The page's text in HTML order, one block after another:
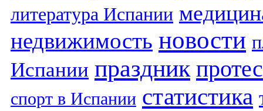
литература Испании
недвижимость новости
Испании праздник
спорт в Испании статистика